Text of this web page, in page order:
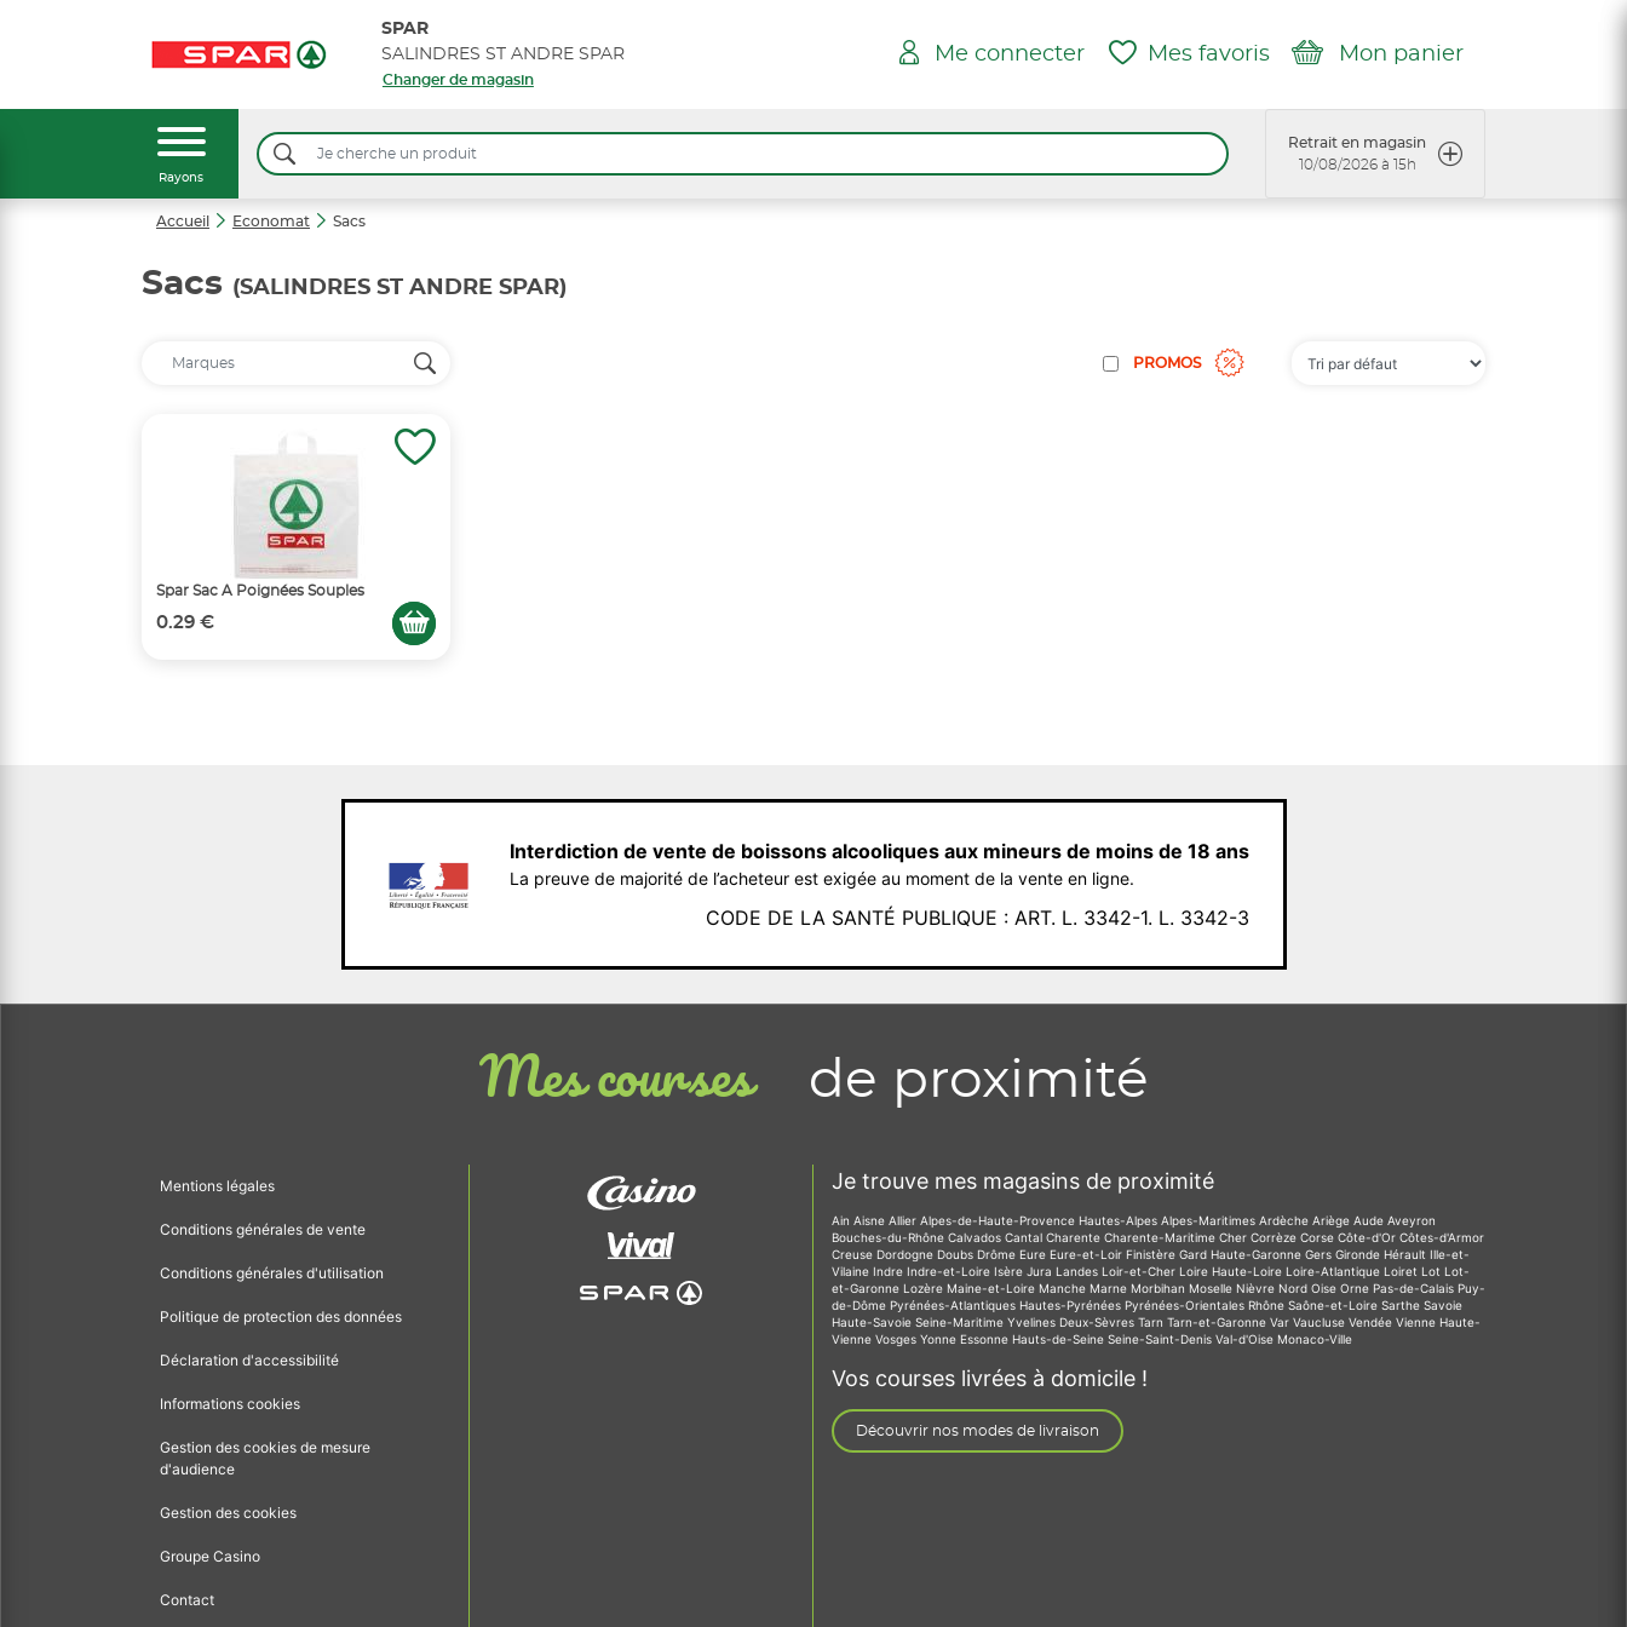
SPAR
SALINDRES ST ANDRE SPAR
Changer de magasin
Me connecter Mes favoris Mon panier
Rayons
Retrait en magasin
10/08/2026 à 15h
Accueil Economat Sacs
Sacs (SALINDRES ST ANDRE SPAR)
PROMOS
Spar Sac A Poignées Souples
0.29 €
Interdiction de vente de boissons alcooliques aux mineurs de moins de 18 ans
La preuve de majorité de l’acheteur est exigée au moment de la vente en ligne.
CODE DE LA SANTÉ PUBLIQUE : ART. L. 3342-1. L. 3342-3
Mes courses de proximité
Mentions légales
Conditions générales de vente
Conditions générales d'utilisation
Politique de protection des données
Déclaration d'accessibilité
Informations cookies
Gestion des cookies de mesure
d'audience
Gestion des cookies
Groupe Casino
Contact
Je trouve mes magasins de proximité
Ain Aisne Allier Alpes-de-Haute-Provence Hautes-Alpes Alpes-Maritimes Ardèche Ariège Aude Aveyron
Bouches-du-Rhône Calvados Cantal Charente Charente-Maritime Cher Corrèze Corse Côte-d'Or Côtes-d'Armor
Creuse Dordogne Doubs Drôme Eure Eure-et-Loir Finistère Gard Haute-Garonne Gers Gironde Hérault Ille-et-
Vilaine Indre Indre-et-Loire Isère Jura Landes Loir-et-Cher Loire Haute-Loire Loire-Atlantique Loiret Lot Lot-
et-Garonne Lozère Maine-et-Loire Manche Marne Morbihan Moselle Nièvre Nord Oise Orne Pas-de-Calais Puy-
de-Dôme Pyrénées-Atlantiques Hautes-Pyrénées Pyrénées-Orientales Rhône Saône-et-Loire Sarthe Savoie
Haute-Savoie Seine-Maritime Yvelines Deux-Sèvres Tarn Tarn-et-Garonne Var Vaucluse Vendée Vienne Haute-
Vienne Vosges Yonne Essonne Hauts-de-Seine Seine-Saint-Denis Val-d'Oise Monaco-Ville
Vos courses livrées à domicile !
Découvrir nos modes de livraison